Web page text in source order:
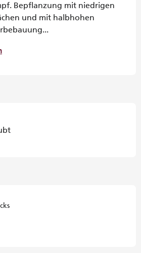
Bepflanzung mit niedrigen
und mit halbhohen